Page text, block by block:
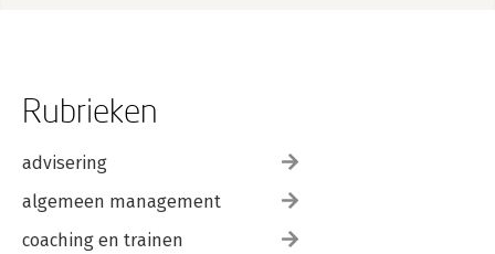
Rubrieken
advisering
algemeen management
coaching en trainen